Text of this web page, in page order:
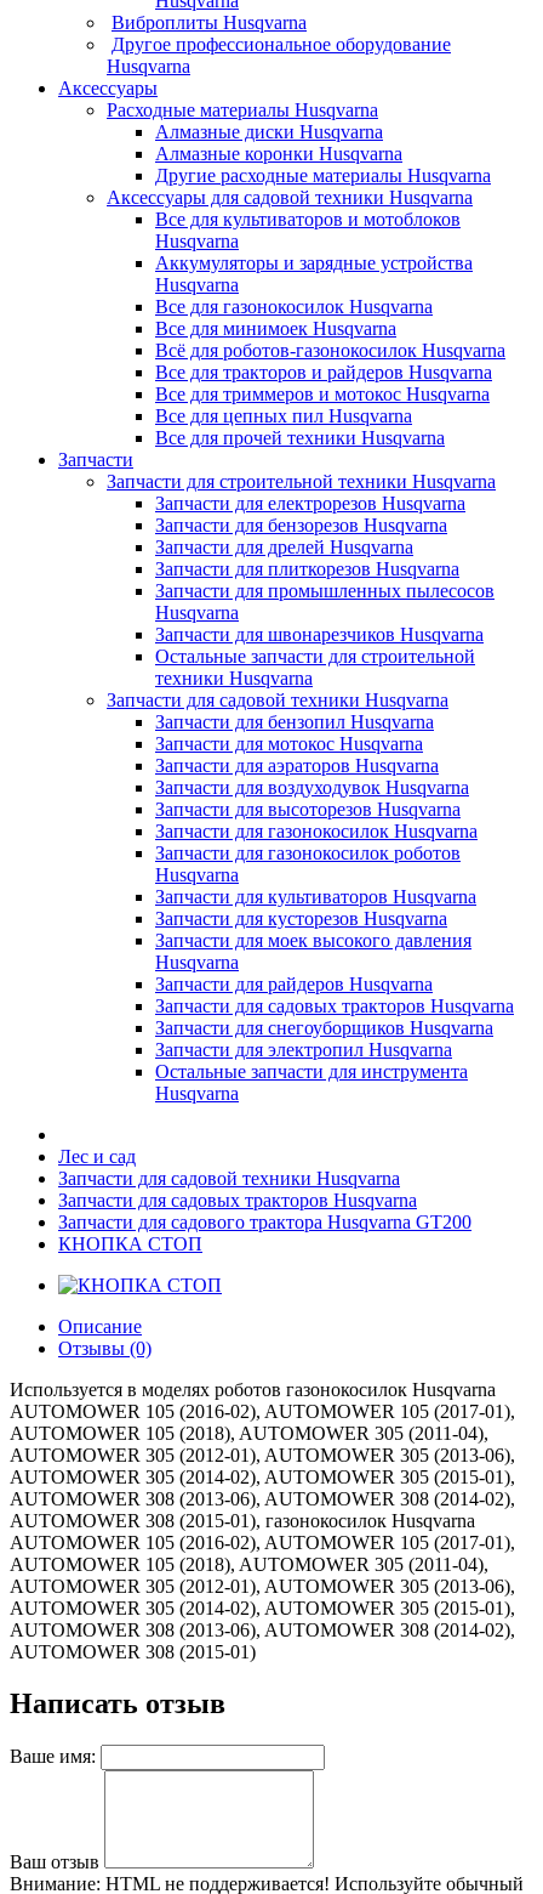
Виброплиты Husqvarna
Другое профессиональное оборудование
Husqvarna
Аксессуары
Расходные материалы Husqvarna
Алмазные диски Husqvarna
Алмазные коронки Husqvarna
Другие расходные материалы Husqvarna
Аксессуары для садовой техники Husqvarna
Все для культиваторов и мотоблоков
Husqvarna
Аккумуляторы и зарядные устройства
Husqvarna
Все для газонокосилок Husqvarna
Все для минимоек Husqvarna
Всё для роботов-газонокосилок Husqvarna
Все для тракторов и райдеров Husqvarna
Все для триммеров и мотокос Husqvarna
Все для цепных пил Husqvarna
Все для прочей техники Husqvarna
Запчасти
Запчасти для строительной техники Husqvarna
Запчасти для електрорезов Husqvarna
Запчасти для бензорезов Husqvarna
Запчасти для дрелей Husqvarna
Запчасти для плиткорезов Husqvarna
Запчасти для промышленных пылесосов
Husqvarna
Запчасти для швонарезчиков Husqvarna
Остальные запчасти для строительной
техники Husqvarna
Запчасти для садовой техники Husqvarna
Запчасти для бензопил Husqvarna
Запчасти для мотокос Husqvarna
Запчасти для аэраторов Husqvarna
Запчасти для воздуходувок Husqvarna
Запчасти для высоторезов Husqvarna
Запчасти для газонокосилок Husqvarna
Запчасти для газонокосилок роботов
Husqvarna
Запчасти для культиваторов Husqvarna
Запчасти для кусторезов Husqvarna
Запчасти для моек высокого давления
Husqvarna
Запчасти для райдеров Husqvarna
Запчасти для садовых тракторов Husqvarna
Запчасти для снегоуборщиков Husqvarna
Запчасти для электропил Husqvarna
Остальные запчасти для инструмента
Husqvarna
Лес и сад
Запчасти для садовой техники Husqvarna
Запчасти для садовых тракторов Husqvarna
Запчасти для садового трактора Husqvarna GT200
КНОПКА СТОП
Описание
Отзывы (0)
Используется в моделях роботов газонокосилок Husqvarna
AUTOMOWER 105 (2016-02), AUTOMOWER 105 (2017-01),
AUTOMOWER 105 (2018), AUTOMOWER 305 (2011-04),
AUTOMOWER 305 (2012-01), AUTOMOWER 305 (2013-06),
AUTOMOWER 305 (2014-02), AUTOMOWER 305 (2015-01),
AUTOMOWER 308 (2013-06), AUTOMOWER 308 (2014-02),
AUTOMOWER 308 (2015-01), газонокосилок Husqvarna
AUTOMOWER 105 (2016-02), AUTOMOWER 105 (2017-01),
AUTOMOWER 105 (2018), AUTOMOWER 305 (2011-04),
AUTOMOWER 305 (2012-01), AUTOMOWER 305 (2013-06),
AUTOMOWER 305 (2014-02), AUTOMOWER 305 (2015-01),
AUTOMOWER 308 (2013-06), AUTOMOWER 308 (2014-02),
AUTOMOWER 308 (2015-01)
Написать отзыв
Ваше имя:
Ваш отзыв
Внимание: HTML не поддерживается! Используйте обычный